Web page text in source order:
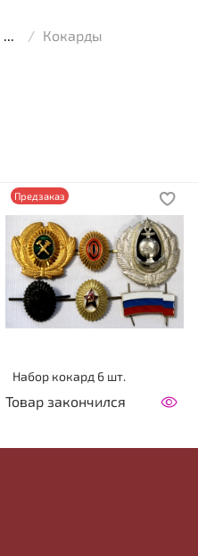
... Кокарды
Предзаказ
Набор кокард 6 шт.
Товар закончился